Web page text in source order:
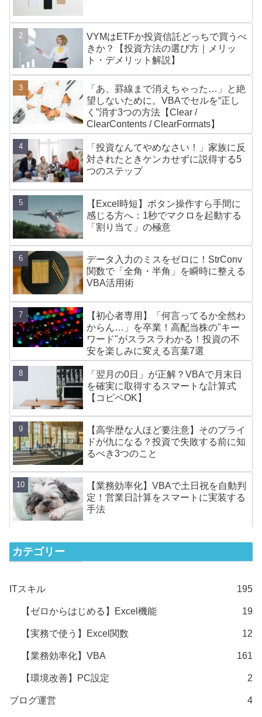
VYMはETFか投資信託どっちで買うべ
きか？【投資方法の選び方｜メリッ
ト・デメリット解説】
「あ、罫線まで消えちゃった…」と絶
望しないために。VBAでセルを“正し
く”消す3つの方法【Clear /
ClearContents / ClearFormats】
「投資なんてやめなさい！」家族に反
対されたときケンカせずに説得する5
つのステップ
【Excel時短】ボタン操作すら手間に
感じる方へ：1秒でマクロを起動する
「割り当て」の極意
データ入力のミスをゼロに！StrConv
関数で「全角・半角」を瞬時に整える
VBA活用術
【初心者専用】「何言ってるか全然わ
からん…」を卒業！高配当株の"キー
ワード"がスラスラわかる！投資の不
安を楽しみに変える言葉7選
「翌月の0日」が正解？VBAで月末日
を確実に取得するスマートな計算式
【コピペOK】
【高学歴な人ほど要注意】そのプライ
ドが仇になる？投資で失敗する前に知
るべき3つのこと
【業務効率化】VBAで土日祝を自動判
定！営業日計算をスマートに実装する
手法
カテゴリー
ITスキル 195
【ゼロからはじめる】Excel機能 19
【実務で使う】Excel関数 12
【業務効率化】VBA 161
【環境改善】PC設定 2
ブログ運営 4